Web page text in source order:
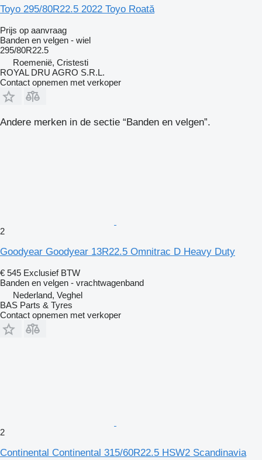
Toyo 295/80R22.5 2022 Toyo Roată
Prijs op aanvraag
Banden en velgen - wiel
295/80R22.5
Roemenië, Cristesti
ROYAL DRU AGRO S.R.L.
Contact opnemen met verkoper
Andere merken in de sectie “Banden en velgen”.
2
Goodyear Goodyear 13R22.5 Omnitrac D Heavy Duty
€ 545 Exclusief BTW
Banden en velgen - vrachtwagenband
Nederland, Veghel
BAS Parts & Tyres
Contact opnemen met verkoper
2
Continental Continental 315/60R22.5 HSW2 Scandinavia